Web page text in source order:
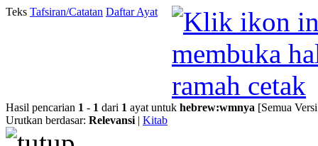
Teks Tafsiran/Catatan Daftar Ayat
Hasil pencarian 1 - 1 dari 1 ayat untuk hebrew:wmnya [Semua
Urutkan berdasar: Relevansi | Kitab